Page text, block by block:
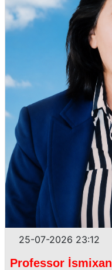
25-07-2026 23:12
Professor